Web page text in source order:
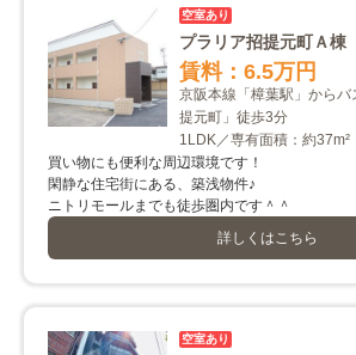
空室あり
プラリア招提元町Ａ棟
賃料：6.5万円
京阪本線「樟葉駅」から
提元町」徒歩3分
1LDK／専有面積：約37m²
買い物にも便利な周辺環境です！
閑静な住宅街にある、築浅物件♪
ニトリモールまでも徒歩圏内です＾＾
詳しくはこちら
空室あり